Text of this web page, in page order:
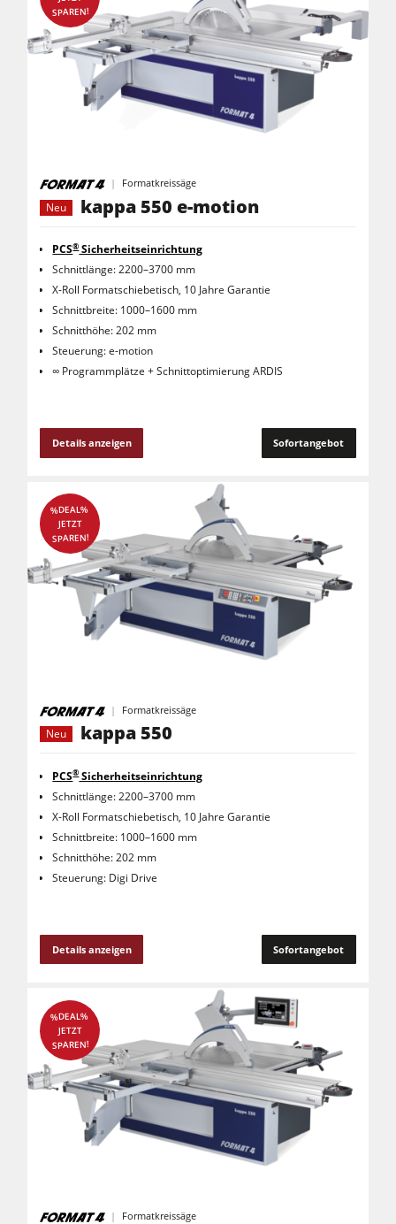
SPAREN!
Formatkreissäge
Neu
kappa 550 e-motion
PCS®Sicherheitseinrichtung
Schnittlänge: 2200–3700 mm
X-Roll Formatschiebetisch, 10 Jahre Garantie
Schnittbreite: 1000–1600 mm
Schnitthöhe: 202 mm
Steuerung: e-motion
∞ Programmplätze + Schnittoptimierung ARDIS
Details anzeigen Sofortangebot
%DEAL%
JETZT
SPAREN!
Formatkreissäge
Neu
kappa 550
PCS®Sicherheitseinrichtung
Schnittlänge: 2200–3700 mm
X-Roll Formatschiebetisch, 10 Jahre Garantie
Schnittbreite: 1000–1600 mm
Schnitthöhe: 202 mm
Steuerung: Digi Drive
Details anzeigen Sofortangebot
%DEAL%
JETZT
SPAREN!
Formatkreissäge